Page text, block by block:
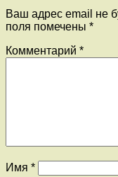
Ваш адрес email не
поля помечены *
Комментарий *
Имя *